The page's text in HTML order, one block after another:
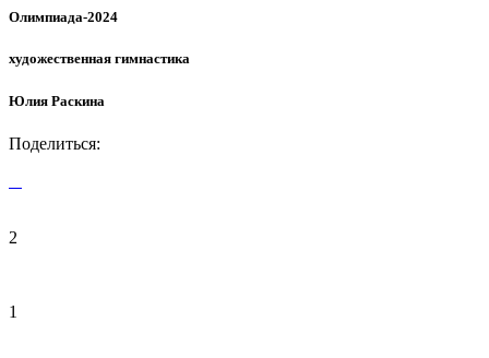
Олимпиада-2024
художественная гимнастика
Юлия Раскина
Поделиться:
2
1